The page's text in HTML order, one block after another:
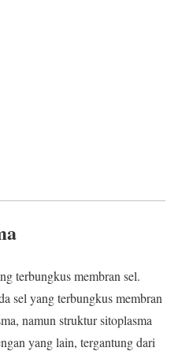
terbungkus membran sel.
sel yang terbungkus membran
namun struktur sitoplasma
yang lain, tergantung dari